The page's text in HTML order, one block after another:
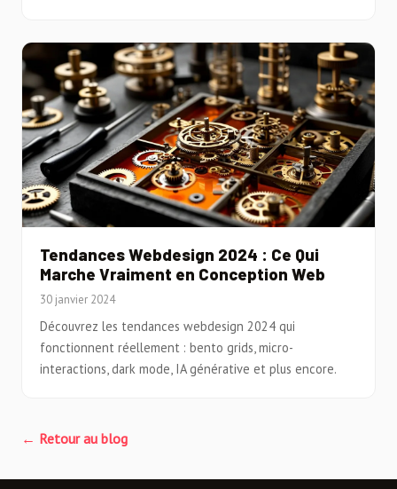
Tendances Webdesign 2024 : Ce Qui
Marche Vraiment en Conception Web
30 janvier 2024
Découvrez les tendances webdesign 2024 qui
fonctionnent réellement : bento grids, micro-
interactions, dark mode, IA générative et plus encore.
← Retour au blog